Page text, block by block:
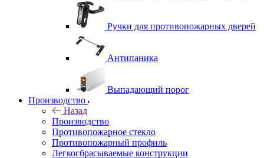
Ручки для противопожарных дверей
Антипаника
Выпадающий порог
Производство
Назад
Производство
Противопожарное стекло
Противопожарный профиль
Легкосбрасываемые конструкции